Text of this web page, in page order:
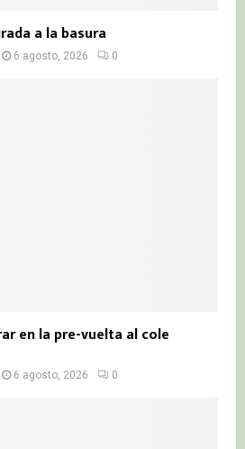
a la basura
6 agosto, 2026 0
en la pre-vuelta al cole
6 agosto, 2026 0